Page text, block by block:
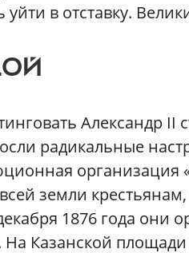
в отставку.
Александр II
радикальные
организация
земли
1876 года они
Казанской площади